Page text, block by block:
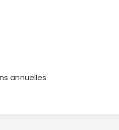
annuelles